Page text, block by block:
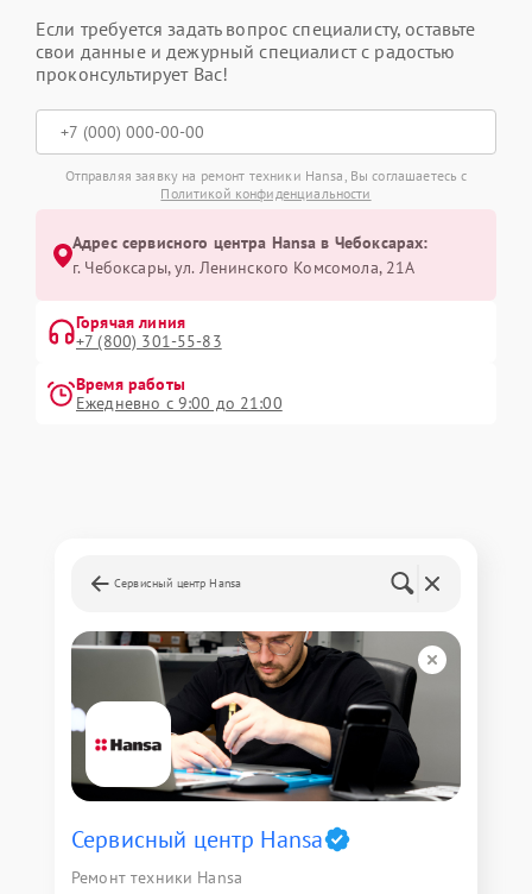
Если требуется задать вопрос специалисту, оставьте
свои данные и дежурный специалист с радостью
проконсультирует Вас!
Отправляя заявку на ремонт техники Hansa, Вы соглашаетесь с
Политикой конфиденциальности
Адрес сервисного центра Hansa в Чебоксарах:
г. Чебоксары, ул. Ленинского Комсомола, 21А
Горячая линия
+7 (800) 301-55-83
Время работы
Ежедневно с 9:00 до 21:00
Сервисный центр Hansa
Сервисный центр Hansa
Ремонт техники Hansa